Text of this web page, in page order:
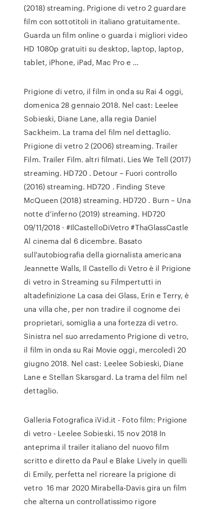
(2018) streaming. Prigione di vetro 2 guardare
film con sottotitoli in italiano gratuitamente.
Guarda un film online o guarda i migliori video
HD 1080p gratuiti su desktop, laptop, laptop,
tablet, iPhone, iPad, Mac Pro e …
Prigione di vetro, il film in onda su Rai 4 oggi,
domenica 28 gennaio 2018. Nel cast: Leelee
Sobieski, Diane Lane, alla regia Daniel
Sackheim. La trama del film nel dettaglio.
Prigione di vetro 2 (2006) streaming. Trailer
Film. Trailer Film. altri filmati. Lies We Tell (2017)
streaming. HD720 . Detour – Fuori controllo
(2016) streaming. HD720 . Finding Steve
McQueen (2018) streaming. HD720 . Burn – Una
notte d’inferno (2019) streaming. HD720
09/11/2018 · #IlCastelloDiVetro #ThaGlassCastle
Al cinema dal 6 dicembre. Basato
sull'autobiografia della giornalista americana
Jeannette Walls, Il Castello di Vetro è il Prigione
di vetro in Streaming su Filmpertutti in
altadefinizione La casa dei Glass, Erin e Terry, è
una villa che, per non tradire il cognome dei
proprietari, somiglia a una fortezza di vetro.
Sinistra nel suo arredamento Prigione di vetro,
il film in onda su Rai Movie oggi, mercoledì 20
giugno 2018. Nel cast: Leelee Sobieski, Diane
Lane e Stellan Skarsgard. La trama del film nel
dettaglio.
Galleria Fotografica iVid.it - Foto film: Prigione
di vetro - Leelee Sobieski. 15 nov 2018 In
anteprima il trailer italiano del nuovo film
scritto e diretto da Paul e Blake Lively in quelli
di Emily, perfetta nel ricreare la prigione di
vetro 16 mar 2020 Mirabella-Davis gira un film
che alterna un controllatissimo rigore